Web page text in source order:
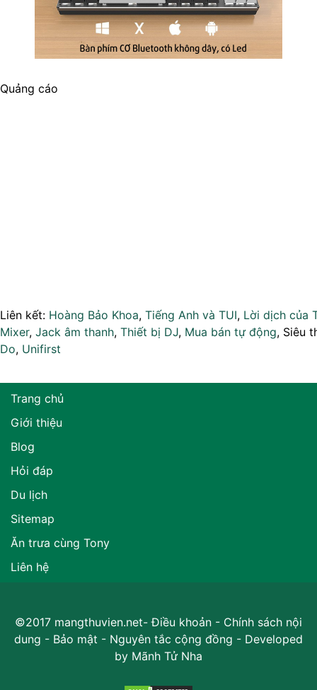
Quảng cáo
Liên kết: Hoàng Bảo Khoa, Tiếng Anh và TUI, Lời dịch của
Mixer, Jack âm thanh, Thiết bị DJ, Mua bán tự động, Siêu
Do, Unifirst
Trang chủ
Giới thiệu
Blog
Hỏi đáp
Du lịch
Sitemap
Ăn trưa cùng Tony
Liên hệ
©2017 mangthuvien.net-Điều khoản - Chính sách nội
dung - Bảo mật - Nguyên tắc cộng đồng - Developed
by Mãnh Tử Nha